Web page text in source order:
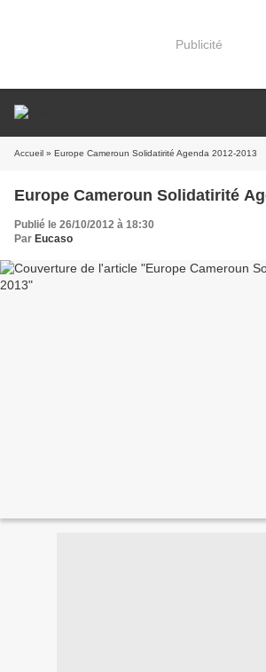
Publicité
Accueil » Europe Cameroun Solidatirité Agenda 2012-2013
Europe Cameroun Solidatirité
Publié le 26/10/2012 à 18:30
Par Eucaso